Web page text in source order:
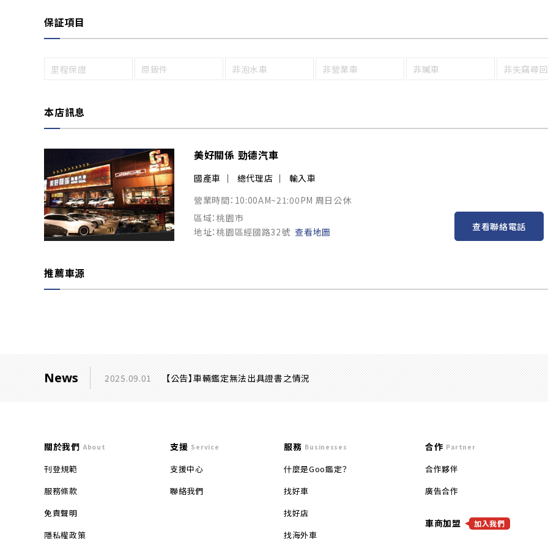
保証項目
里程保證 原鈑件 非泡水車 非營業車 非贓車 非失竊尋
本店訊息
美好關係 勁德汽車
國產車 總代理店
輸入車
營業時間：10:00AM~21:00PM 周日公休
區域：桃園市
地址：桃園區經國路32號 查看地圖 查看聯絡電話
推薦車源
News 2025.09.01 【公告】車輛鑑定無法出具證書之情況
關於我們 About
刊登規範
服務條款
免責聲明
隱私權政策
支援 Service
支援中心
聯絡我們
服務 Businesses
什麼是Goo鑑定？
找好車
找好店
找海外車
合作 Partner
合作夥伴
廣告合作
車商加盟 加入我們